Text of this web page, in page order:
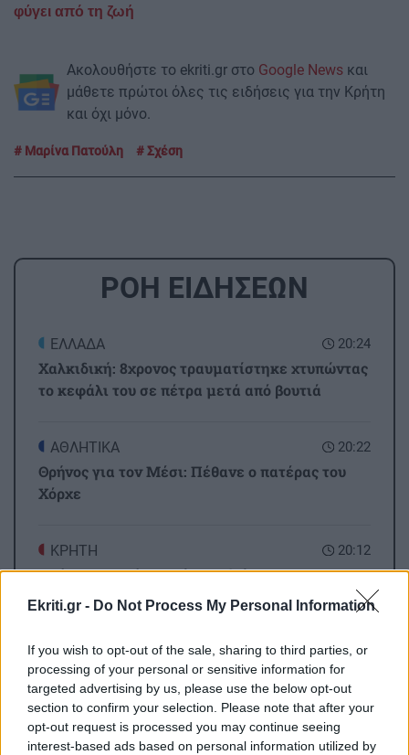
Ekriti.gr - Do Not Process My Personal Information
If you wish to opt-out of the sale, sharing to third parties, or
processing of your personal or sensitive information for
targeted advertising by us, please use the below opt-out
section to confirm your selection. Please note that after your
opt-out request is processed you may continue seeing
interest-based ads based on personal information utilized by
φύγει από τη ζωή
Ακολουθήστε το ekriti.gr στο Google News και
μάθετε πρώτοι όλες τις ειδήσεις για την Κρήτη
και όχι μόνο.
Μαρίνα Πατούλη Σχέση
ΡΟΗ ΕΙΔΗΣΕΩΝ
20:24
ΕΛΛΑΔΑ
Χαλκιδική: 8χρονος τραυματίστηκε χτυπώντας
το κεφάλι του σε πέτρα μετά από βουτιά
20:22
ΑΘΛΗΤΙΚΑ
Θρήνος για τον Μέσι: Πέθανε ο πατέρας του
Χόρχε
20:12
ΚΡΗΤΗ
Κρήτη -Τριπλή παγκόσμια διάκριση: Τρεις
παραλίες μέσα στις 25 καλύτερες του κόσμου!
20:00
GOSSIP - LIFESTYLE
Παπαμιχαήλ: Η ανάρτηση της Φίνος Φιλμ για
τα 22 χρόνια από τον θάνατο του
Όλες οι ειδήσεις